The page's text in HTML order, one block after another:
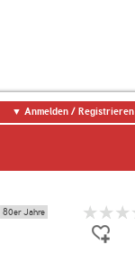
Anmelden / Registrieren
80er Jahre